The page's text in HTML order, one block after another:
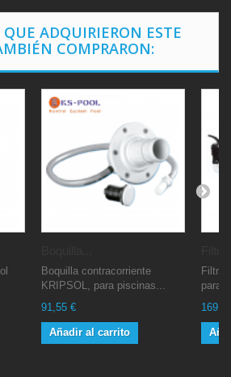
ADQUIRIERON ESTE
COMPRARON:
Boquilla contracorriente
KRIPSOL, para piscinas...
91,55 €
Añadir al carrito
Filtro
para